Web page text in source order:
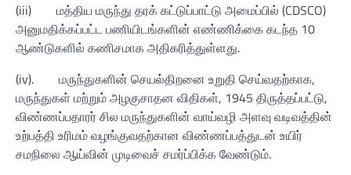
(iii) மத்திய மருந்து தரக் கட்டுப்பாட்டு அமைப்பில் (CDSCO)
அனுமதிக்கப்பட்ட பணியிடங்களின் எண்ணிக்கை கடந்த 10
ஆண்டுகளில் கணிசமாக அதிகரித்துள்ளது.
(iv). மருந்துகளின் செயல்திறனை உறுதி செய்வதற்காக,
மருந்துகள் மற்றும் அழகுசாதன விதிகள், 1945 திருத்தப்பட்டு,
விண்ணப்பதாரர் சில மருந்துகளின் வாய்வழி அளவு வடிவத்தின்
உற்பத்தி உரிமம் வழங்குவதற்கான விண்ணப்பத்துடன் உயிர்
சமநிலை ஆய்வின் முடிவைச் சமர்ப்பிக்க வேண்டும்.